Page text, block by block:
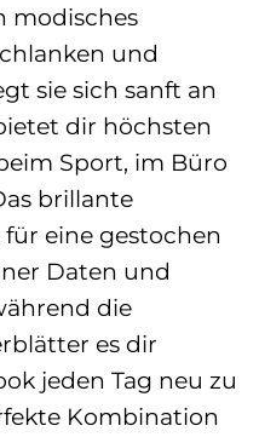
modisches
und
sie sich sanft an
dir höchsten
Sport, im Büro
brillante
eine gestochen
Daten und
die
es dir
jeden Tag neu zu
Kombination